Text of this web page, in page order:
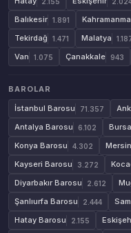
Balıkesir 1.891
Tekirdağ 1.471 Malatya
Van 1.075 Çanakkale 943
BAROLAR
İstanbul Barosu
71.357
Antalya Barosu 6.102
Konya Barosu 4.302
Kayseri Barosu 3.272
Diyarbakır Barosu 2.612
Şanlıurfa Barosu 2.444
Hatay Barosu 2.155